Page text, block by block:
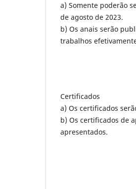
a) Somente poderão
de agosto de 2023.
b) Os anais serão
trabalhos
Certificados
a) Os certificados
b) Os certificados de
apresentados.